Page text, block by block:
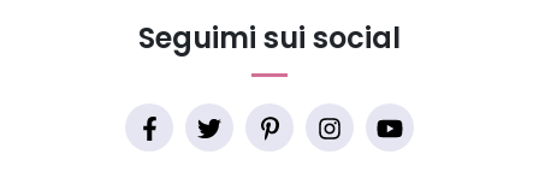
Seguimi sui social